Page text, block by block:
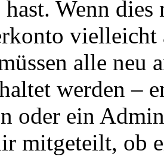
hast. Wenn
alle neu
werden –
oder ein
mitgeteilt, ob